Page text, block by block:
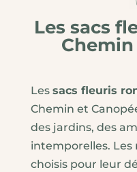
Les sacs
Les sacs fleuris
Chemin et
des jardins, des
intemporelles.
choisis pour leur